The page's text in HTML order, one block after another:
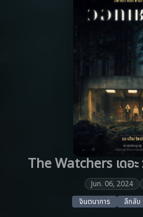
The Watchers เดอ
Jun. 06, 2024
จินตนาการ
ลึกลับ